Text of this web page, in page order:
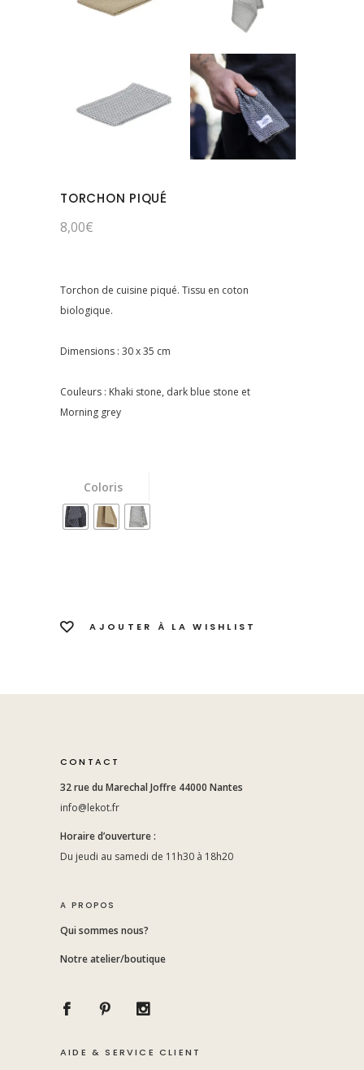
TORCHON PIQUÉ
8,00€
Torchon de cuisine piqué. Tissu en coton
biologique.
Dimensions : 30 x 35 cm
Couleurs : Khaki stone, dark blue stone et
Morning grey
Coloris
AJOUTER À LA WISHLIST
CONTACT
32 rue du Marechal Joffre 44000 Nantes
info@lekot.fr
Horaire d’ouverture :
Du jeudi au samedi de 11h30 à 18h20
A PROPOS
Qui sommes nous?
Notre atelier/boutique
AIDE & SERVICE CLIENT